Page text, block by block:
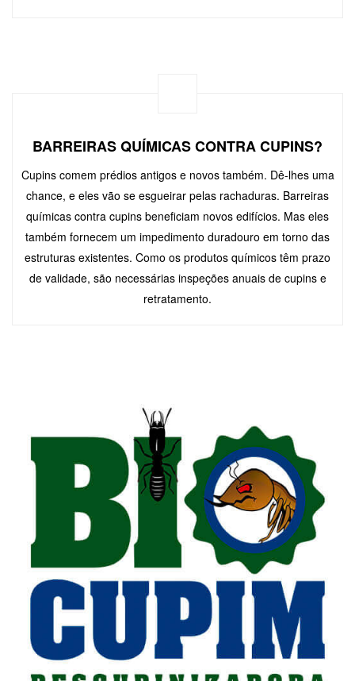
BARREIRAS QUÍMICAS CONTRA CUPINS?
Cupins comem prédios antigos e novos também. Dê-lhes uma
chance, e eles vão se esgueirar pelas rachaduras. Barreiras
químicas contra cupins beneficiam novos edifícios. Mas eles
também fornecem um impedimento duradouro em torno das
estruturas existentes. Como os produtos químicos têm prazo
de validade, são necessárias inspeções anuais de cupins e
retratamento.